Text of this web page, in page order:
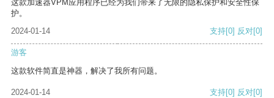
这款加速器VPM应用程序已经为我们带来了无限的隐私保护和安全性保
护。
2024-01-14
支持[0] 反对[0]
游客
这款软件简直是神器，解决了我所有问题。
2024-01-14 支持[0] 反对[0]